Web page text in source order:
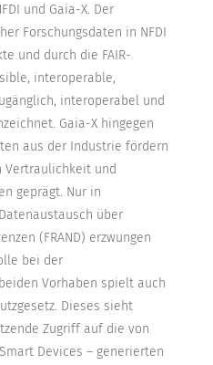
und Gaia-X. Der
Forschungsdaten in NFDI
und durch die FAIR-
interoperable,
interoperabel und
Gaia-X hingegen
aus der Industrie fördern
Vertraulichkeit und
geprägt. Nur in
über
(FRAND) erzwungen
bei der
Vorhaben spielt auch
Dieses sieht
Zugriff auf die von
Devices – generierten